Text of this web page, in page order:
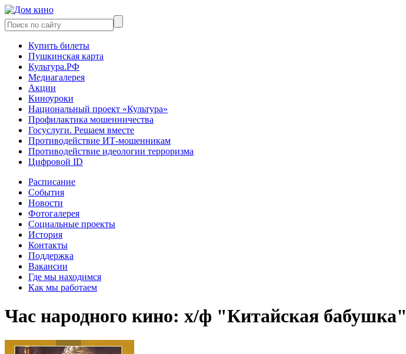
Купить билеты
Пушкинская карта
Культура.РФ
Медиагалерея
Акции
Киноуроки
Национальный проект «Культура»
Профилактика мошенничества
Госуслуги. Решаем вместе
Противодействие ИТ-мошенникам
Противодействие идеологии терроризма
Цифровой ID
Расписание
События
Новости
Фотогалерея
Социальные проекты
История
Контакты
Поддержка
Вакансии
Где мы находимся
Как мы работаем
Час народного кино: х/ф "Китайская бабушка"